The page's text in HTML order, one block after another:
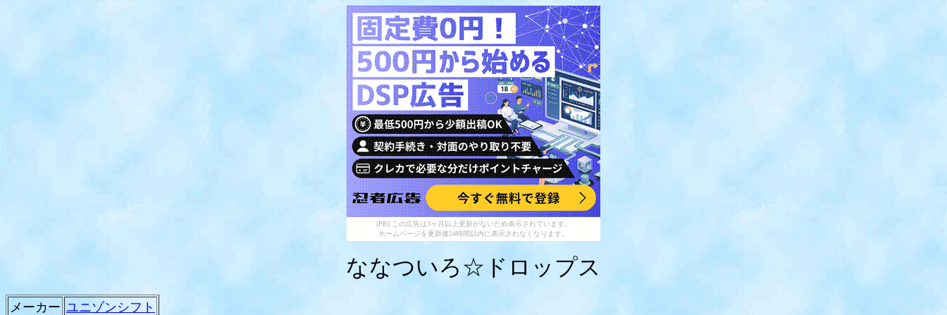
[PR] この広告は3ヶ月以上更新がないため表示されています。
ホームページを更新後24時間以内に表示されなくなります。
ななついろ☆ドロップス
メーカー ユニゾンシフト